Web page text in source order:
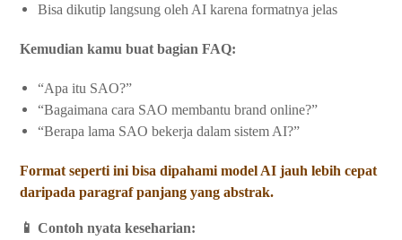
Bisa dikutip langsung oleh AI karena formatnya jelas
Kemudian kamu buat bagian FAQ:
“Apa itu SAO?”
“Bagaimana cara SAO membantu brand online?”
“Berapa lama SAO bekerja dalam sistem AI?”
Format seperti ini bisa dipahami model AI jauh lebih cepat
daripada paragraf panjang yang abstrak.
📱 Contoh nyata keseharian: